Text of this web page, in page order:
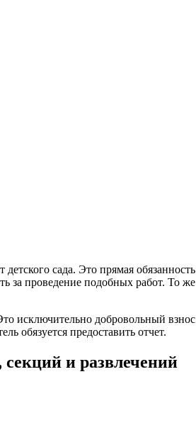
сада. Это прямая
за проведение подобных работ. То
исключительно добровольный
обязуется предоставить отчет.
и развлечений